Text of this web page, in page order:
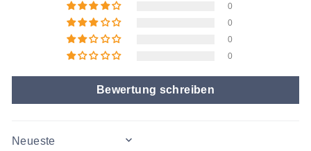
0
0
0
0
Bewertung schreiben
SORT BY